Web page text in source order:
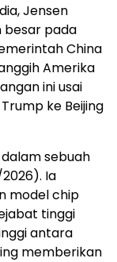
Jensen
besar pada
China
Amerika
ini usai
ke Beijing
sebuah
Ia
model chip
tinggi
antara
memberikan